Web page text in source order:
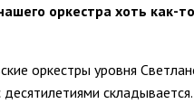
оркестра хоть
оркестры уровня